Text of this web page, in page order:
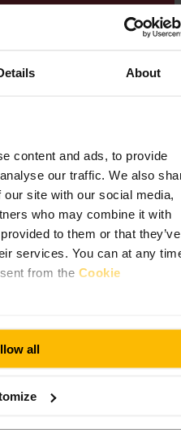
About
content and ads, to provide
our traffic. We also
site with our social media,
who may combine it with
to them or that they’ve
services. You can at any
from the Cookie
all
クロスのリージェンツ・カナ
指定のヴィクトリアン・ガス
置しています。2015年に開園
ら徒歩5分で落ち着いて休める
ロスの文化